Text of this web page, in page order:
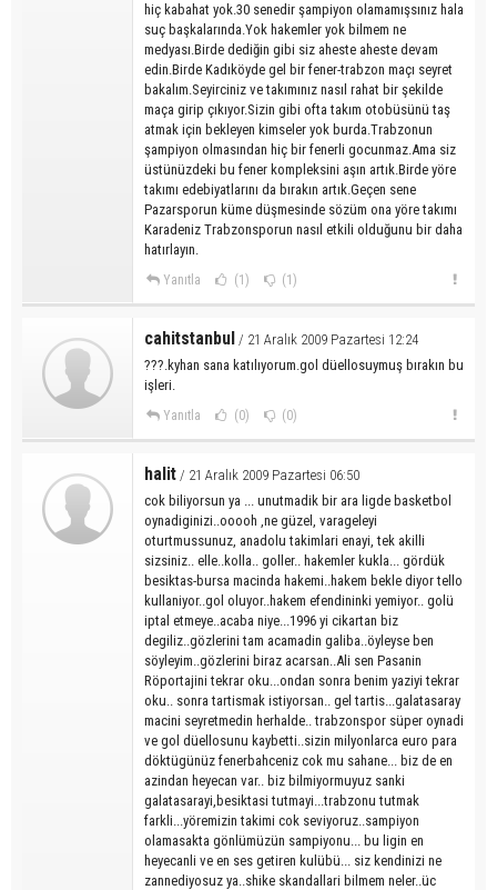
hiç kabahat yok.30 senedir şampiyon olamamışsınız hala
suç başkalarında.Yok hakemler yok bilmem ne
medyası.Birde dediğin gibi siz aheste aheste devam
edin.Birde Kadıköyde gel bir fener-trabzon maçı seyret
bakalım.Seyirciniz ve takımınız nasıl rahat bir şekilde
maça girip çıkıyor.Sizin gibi ofta takım otobüsünü taş
atmak için bekleyen kimseler yok burda.Trabzonun
şampiyon olmasından hiç bir fenerli gocunmaz.Ama siz
üstünüzdeki bu fener kompleksini aşın artık.Birde yöre
takımı edebiyatlarını da bırakın artık.Geçen sene
Pazarsporun küme düşmesinde sözüm ona yöre takımı
Karadeniz Trabzonsporun nasıl etkili olduğunu bir daha
hatırlayın.
Yanıtla (1) (1)
cahitstanbul / 21 Aralık 2009 Pazartesi 12:24
???.kyhan sana katılıyorum.gol düellosuymuş bırakın bu
işleri.
Yanıtla (0) (0)
halit / 21 Aralık 2009 Pazartesi 06:50
cok biliyorsun ya ... unutmadik bir ara ligde basketbol
oynadiginizi..ooooh ,ne güzel, varageleyi
oturtmussunuz, anadolu takimlari enayi, tek akilli
sizsiniz.. elle..kolla.. goller.. hakemler kukla... gördük
besiktas-bursa macinda hakemi..hakem bekle diyor tello
kullaniyor..gol oluyor..hakem efendininki yemiyor.. golü
iptal etmeye..acaba niye...1996 yi cikartan biz
degiliz..gözlerini tam acamadin galiba..öyleyse ben
söyleyim..gözlerini biraz acarsan..Ali sen Pasanin
Röportajini tekrar oku...ondan sonra benim yaziyi tekrar
oku.. sonra tartismak istiyorsan.. gel tartis...galatasaray
macini seyretmedin herhalde.. trabzonspor süper oynadi
ve gol düellosunu kaybetti..sizin milyonlarca euro para
döktügünüz fenerbahceniz cok mu sahane... biz de en
azindan heyecan var.. biz bilmiyormuyuz sanki
galatasarayi,besiktasi tutmayi...trabzonu tutmak
farkli...yöremizin takimi cok seviyoruz..sampiyon
olamasakta gönlümüzün sampiyonu... bu ligin en
heyecanli ve en ses getiren kulübü... siz kendinizi ne
zannediyosuz ya..shike skandallari bilmem neler..üc